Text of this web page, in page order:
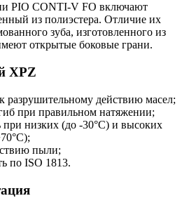
PIO CONTI-V FO включают
из полиэстера. Отличие их
зуба, изготовленного из
открытые боковые грани.
XPZ
разрушительному действию масел;
при правильном натяжении;
при низких (до -30°С) и высоких
пыли;
по ISO 1813.